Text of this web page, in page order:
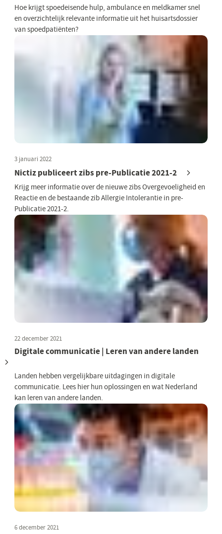
Hoe krijgt spoedeisende hulp, ambulance en meldkamer snel
en overzichtelijk relevante informatie uit het huisartsdossier
van spoedpatiënten?
3 januari 2022
Nictiz publiceert zibs pre-Publicatie 2021-2
Krijg meer informatie over de nieuwe zibs Overgevoeligheid en
Reactie en de bestaande zib Allergie Intolerantie in pre-
Publicatie 2021-2.
22 december 2021
Digitale communicatie | Leren van andere landen
Landen hebben vergelijkbare uitdagingen in digitale
communicatie. Lees hier hun oplossingen en wat Nederland
kan leren van andere landen.
6 december 2021